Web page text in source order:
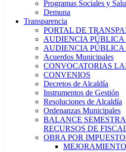
Programas Sociales y
Demuna
Transparencia
PORTAL DE
AUDIENCIA PÚBLICA
AUDIENCIA PÚBLICA
Acuerdos Municipales
CONVOCATORIAS
CONVENIOS
Decretos de Alcaldía
Instrumentos de Gestión
Resoluciones de Alcaldía
Ordenanzas Municipales
BALANCE
RECURSOS DE
OBRA POR